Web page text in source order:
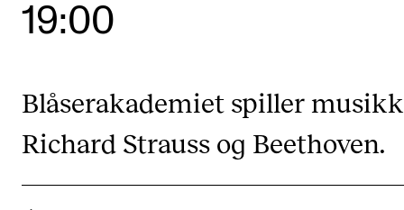
Årsstudium og videreutdanning
STUDENTLIV
19:00
Blåserakademiet spiller
Richard Strauss og Beethoven.